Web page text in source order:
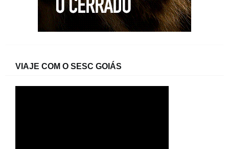
VIAJE COM O SESC GOIÁS